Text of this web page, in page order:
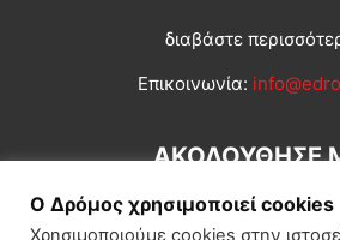
διαβάστε
Επικοινωνία:
ΑΚΟΛΟΥΘΗΣΕ
Ο Δρόμος χρησιμοποιεί cookies
Χρησιμοποιούμε cookies στην